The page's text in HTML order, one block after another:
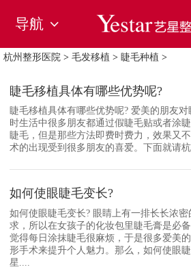
导航
杭州整形医院 > 毛发移植 > 睫毛种植 >
睫毛移植具体有哪些优势呢?
睫毛移植具体有哪些优势呢? 爱美的朋友
时生活中很多朋友都通过假睫毛贴或者涂
睫毛，但是那些方法即费时费力，效果又
术的出现受到很多朋友的喜爱。下面就请
如何使眼睫毛变长?
如何使眼睫毛变长? 眼睛上有一排长长浓
求，所以在女孩子的化妆包里睫毛膏是必
觉得每日涂抹睫毛很麻烦，于是很多爱美
形手术来提升个人魅力。那么，如何使眼
星....